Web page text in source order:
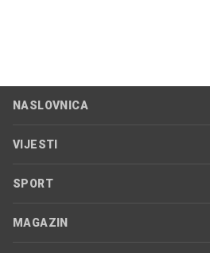
NASLOVNICA
VIJESTI
SPORT
MAGAZIN